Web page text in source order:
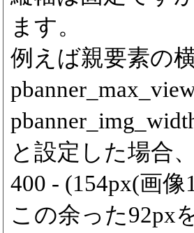
ます。
例えば親要素の
と設定した場合
400 - (154px(画
この余った92px